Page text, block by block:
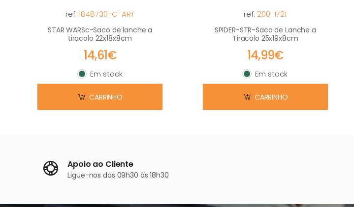
ref:1848730-C-ART
STAR WARSc-Saco de lanche a
tiracolo 22x18x8cm
14,61€
Em stock
Em stock
CARRINHO
ref: 200-1721
SPIDER-STR-Saco de Lanche a
Tiracolo 25x19x8cm
14,99€
Em stock
Em stock
CARRINHO
Apoio ao Cliente
Ligue-nos das 09h30 às 18h30